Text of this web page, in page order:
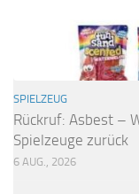
SPIELZEUG
Rückruf: Asbest –
Spielzeuge zurück
6 AUG., 2026